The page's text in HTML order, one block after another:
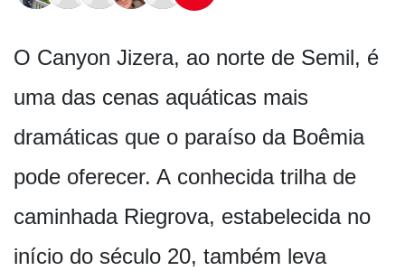
O Canyon Jizera, ao norte de Semil, é
uma das cenas aquáticas mais
dramáticas que o paraíso da Boêmia
pode oferecer. A conhecida trilha de
caminhada Riegrova, estabelecida no
início do século 20, também leva